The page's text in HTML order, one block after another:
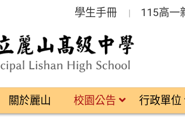
學生手冊 115高一
關於麗山 校園公告 行政單位